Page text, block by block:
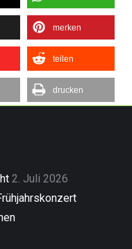
merken
teilen
drucken
2. Juli 2026